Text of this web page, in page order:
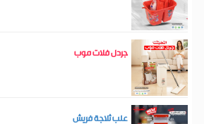
جردل فلات موب
علب ثلاجة فريش